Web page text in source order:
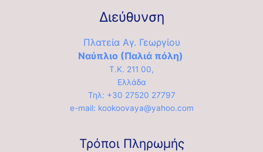
Διεύθυνση
Πλατεία Αγ. Γεωργίου
Ναύπλιο (Παλιά πόλη)
Τ.Κ. 211 00,
Ελλάδα
Τηλ: +30 27520 27797
e-mail: kookoovaya@yahoo.com
Τρόποι Πληρωμής